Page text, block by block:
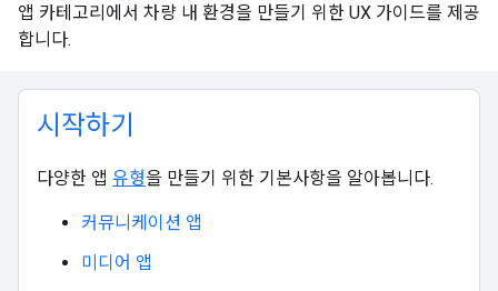
앱 카테고리에서 차량 내 환경을 만들기 위한 UX 가이드를 제공
합니다.
시작하기
다양한 앱 유형을 만들기 위한 기본사항을 알아봅니다.
커뮤니케이션 앱
미디어 앱